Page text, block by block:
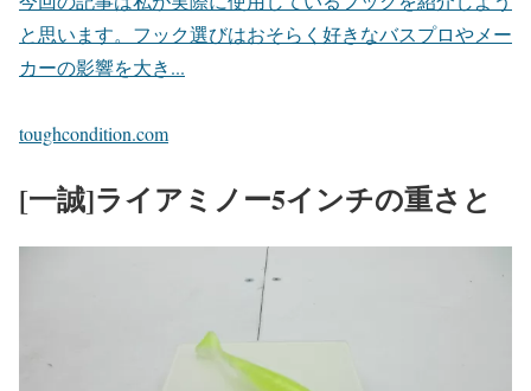
と思います。フック選びはおそらく好きなバスプロやメー
カーの影響を大き...
toughcondition.com
[一誠]ライアミノー5インチの重さと